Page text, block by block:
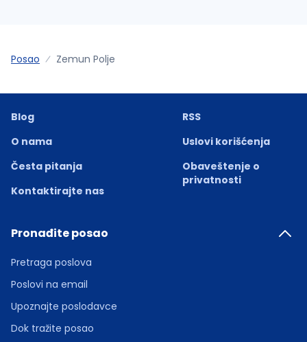
Posao Zemun Polje
Blog
O nama
Česta pitanja
Kontaktirajte nas
RSS
Uslovi korišćenja
Obaveštenje o
privatnosti
Pronađite posao
Pretraga poslova
Poslovi na email
Upoznajte poslodavce
Dok tražite posao